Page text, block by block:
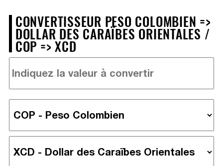
CONVERTISSEUR PESO COLOMBIEN =>
DOLLAR DES CARAÏBES ORIENTALES /
COP => XCD